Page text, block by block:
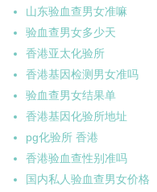
山东验血查男女准嘛
验血查男女多少天
香港亚太化验所
香港基因检测男女准吗
验血查男女结果单
香港基因化验所地址
pg化验所 香港
香港验血查性别准吗
国内私人验血查男女价格